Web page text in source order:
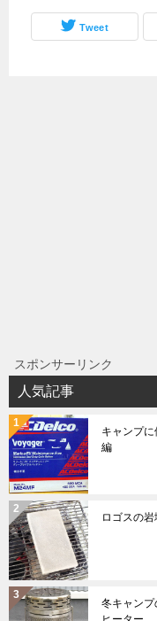
Tweet
スポンサーリンク
人気記事
キャンプ
編
ロゴスの
冬キャン